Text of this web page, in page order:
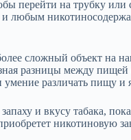
перейти на трубку или
и любым
сложный объект на
разницы между пищей
различать пищу
и вкусу табака,
никотиновую